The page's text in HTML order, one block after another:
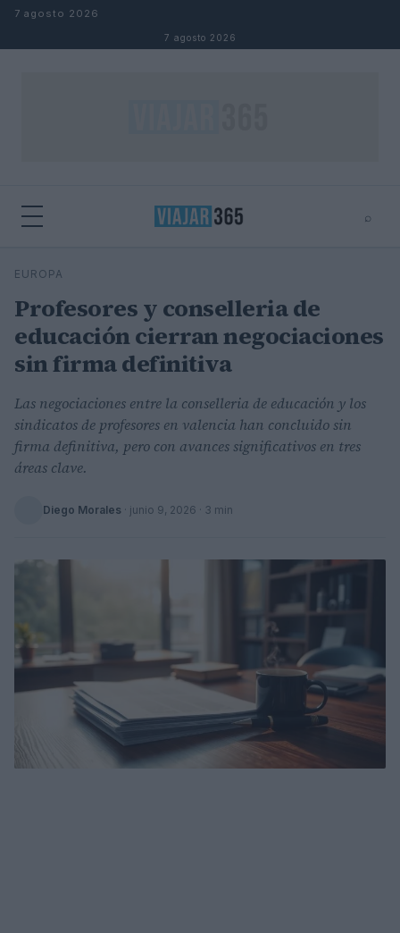
Saltar al contenido
7 agosto 2026
7 agosto 2026
⌕
Buscar
EUROPA
Profesores y conselleria de
educación cierran negociaciones
sin firma definitiva
Las negociaciones entre la conselleria de educación y los
sindicatos de profesores en valencia han concluido sin
firma definitiva, pero con avances significativos en tres
áreas clave.
Diego Morales · junio 9, 2026 · 3 min